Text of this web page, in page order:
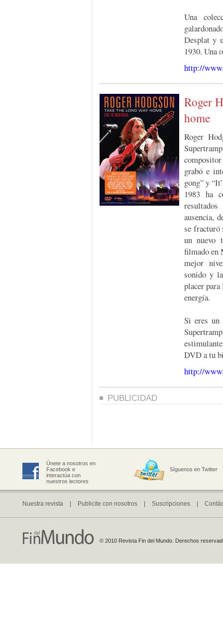
Una
Desplat y
1930. Una
http://
Roger
home
Roger
grabó e
gong” y
1983 ha
ausencia,
se fracturó
un nuevo
filmado en
mejor
sonido y
placer
energía.
Si eres un
DVD a tu
http://
PUBLICIDAD
Únete a nosotros en
Facebook e
interactúa con
nuestros lectores
Síguenos en Twitter
Nuestra revista Publicite con nosotros Suscripciones
© 2010 Revista Fin del Mundo. Derechos